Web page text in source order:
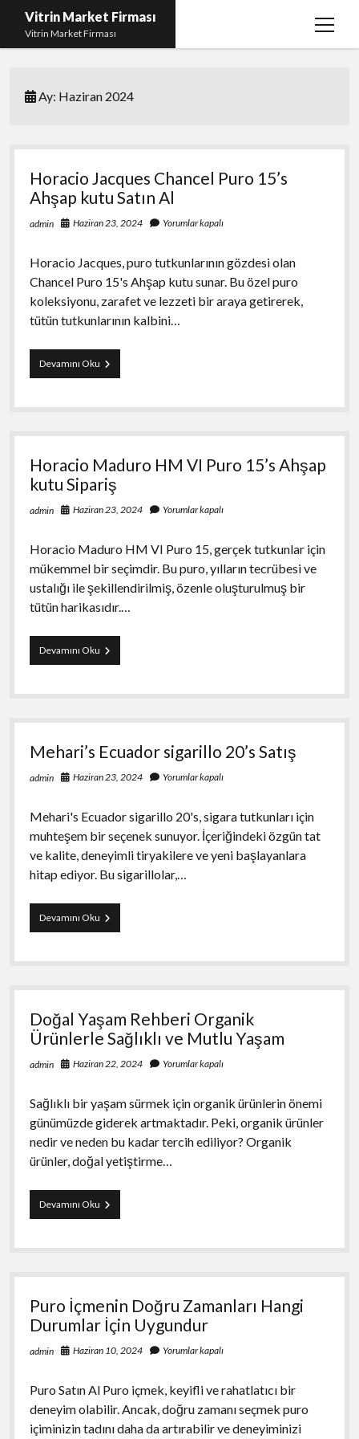
Vitrin Market Firması
Vitrin Market Firması
menüyü
iPhone için Instagram Gizli Hesap Görme
Retweet Atma Hilesi Bedava
Sayfa Listesi
Ay: Haziran 2024
Horacio Jacques Chancel Puro 15’s
Ahşap kutu Satın Al
admin Haziran 23, 2024 Yorumlar kapalı
Horacio Jacques, puro tutkunlarının gözdesi olan
Chancel Puro 15's Ahşap kutu sunar. Bu özel puro
koleksiyonu, zarafet ve lezzeti bir araya getirerek,
tütün tutkunlarının kalbini…
Devamını OkuHoracio
Jacques
Puro
Ahşap
Satın
Al
Horacio Maduro HM VI Puro 15’s Ahşap
kutu Sipariş
admin Haziran 23, 2024 Yorumlar kapalı
Horacio Maduro HM VI Puro 15, gerçek tutkunlar için
mükemmel bir seçimdir. Bu puro, yılların tecrübesi ve
ustalığı ile şekillendirilmiş, özenle oluşturulmuş bir
tütün harikasıdır.…
Devamını OkuHoracio
Maduro
VI
15’s
kutu
Mehari’s Ecuador sigarillo 20’s Satış
admin Haziran 23, 2024 Yorumlar kapalı
Mehari's Ecuador sigarillo 20's, sigara tutkunları için
muhteşem bir seçenek sunuyor. İçeriğindeki özgün tat
ve kalite, deneyimli tiryakilere ve yeni başlayanlara
hitap ediyor. Bu sigarillolar,…
Devamını OkuMehari’s
Ecuador
20’s
Doğal Yaşam Rehberi Organik
Ürünlerle Sağlıklı ve Mutlu Yaşam
admin Haziran 22, 2024 Yorumlar kapalı
Sağlıklı bir yaşam sürmek için organik ürünlerin önemi
günümüzde giderek artmaktadır. Peki, organik ürünler
nedir ve neden bu kadar tercih ediliyor? Organik
ürünler, doğal yetiştirme…
Devamını OkuDoğal
Yaşam
Organik
Sağlıklı
Mutlu
Yaşam
Puro İçmenin Doğru Zamanları Hangi
Durumlar İçin Uygundur
admin Haziran 10, 2024 Yorumlar kapalı
Puro Satın Al Puro içmek, keyifli ve rahatlatıcı bir
deneyim olabilir. Ancak, doğru zamanı seçmek puro
içiminizin tadını daha da artırabilir ve deneyiminizi